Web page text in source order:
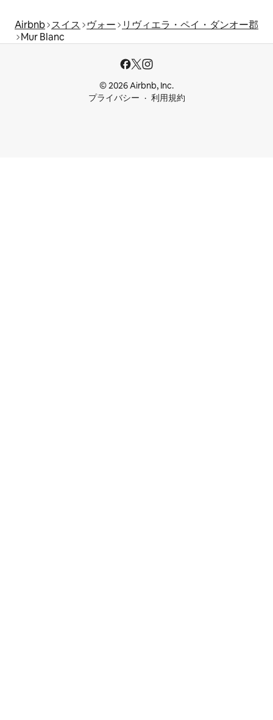
Airbnb スイス ヴォー
リヴィエラ・ペイ・ダンオー郡
Mur Blanc
© 2026 Airbnb, Inc.
プライバシー
利用規約